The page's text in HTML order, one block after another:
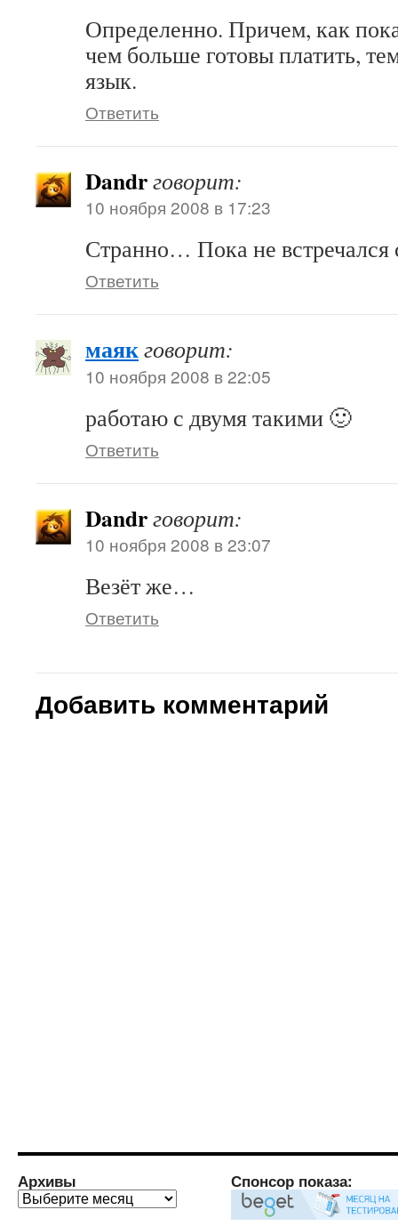
Определенно. Причем, как
чем больше готовы платить,
язык.
Ответить
Dandrговорит:
10 ноября 2008 в 17:23
Странно… Пока не
Ответить
маякговорит:
10 ноября 2008 в 22:05
работаю с двумя такими 🙂
Ответить
Dandrговорит:
10 ноября 2008 в 23:07
Везёт же…
Ответить
Добавить комментарий
Архивы
Архивы
Спонсор показа: